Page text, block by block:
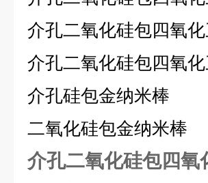
介孔二氧化硅包四氧
介孔二氧化硅包四氧
介孔硅包金纳米棒
二氧化硅包金纳米棒
介孔二氧化硅包四氧